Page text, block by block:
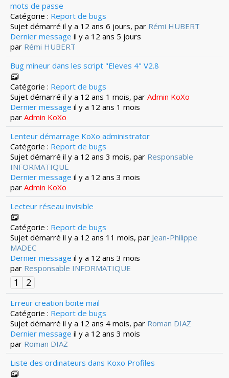
mots de passe
Catégorie : Report de bugs
Sujet démarré il y a 12 ans 6 jours, par Rémi HUBERT
Dernier message il y a 12 ans 5 jours
par Rémi HUBERT
Bug mineur dans les script "Eleves 4" V2.8
Catégorie : Report de bugs
Sujet démarré il y a 12 ans 1 mois, par Admin KoXo
Dernier message il y a 12 ans 1 mois
par Admin KoXo
Lenteur démarrage KoXo administrator
Catégorie : Report de bugs
Sujet démarré il y a 12 ans 3 mois, par Responsable
INFORMATIQUE
Dernier message il y a 12 ans 3 mois
par Admin KoXo
Lecteur réseau invisible
Catégorie : Report de bugs
Sujet démarré il y a 12 ans 11 mois, par Jean-Philippe
MADEC
Dernier message il y a 12 ans 3 mois
par Responsable INFORMATIQUE
1 2
Erreur creation boite mail
Catégorie : Report de bugs
Sujet démarré il y a 12 ans 4 mois, par Roman DIAZ
Dernier message il y a 12 ans 3 mois
par Roman DIAZ
Liste des ordinateurs dans Koxo Profiles